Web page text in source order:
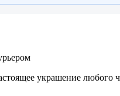
украшение любого